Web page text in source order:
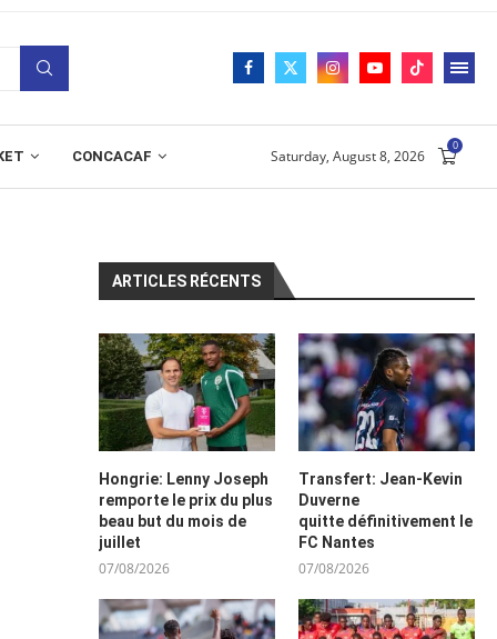
CONCACAF Saturday, August 8, 2026
0
ARTICLES RÉCENTS
Hongrie: Lenny Joseph
remporte le prix du plus
beau but du mois de
juillet
07/08/2026
Transfert: Jean-Kevin
Duverne
quitte définitivement le
FC Nantes
07/08/2026